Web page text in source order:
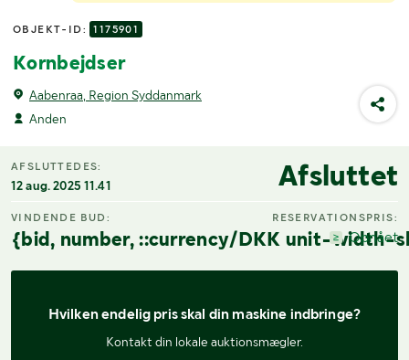
OBJEKT-ID: 1175901
Kornbejdser
Aabenraa, Region Syddanmark
Anden
AFSLUTTEDES:
12 aug. 2025 11.41 Afsluttet
VINDENDE BUD:
{bid, number, ::currency/DKK unit-width-
RESERVATIONSPRIS:
Opnået
Hvilken endelig pris skal din maskine indbringe?
Kontakt din lokale auktionsmægler.